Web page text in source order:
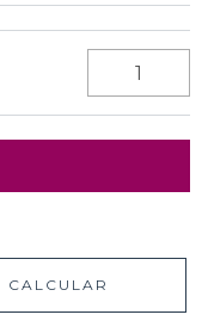
CALCULAR